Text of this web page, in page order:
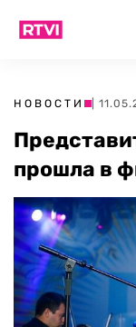
НОВОСТИ |
прошла в